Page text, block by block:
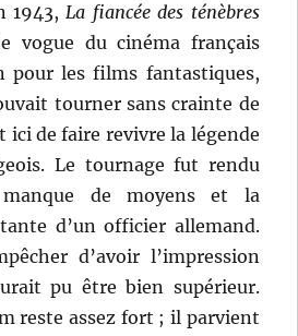
1943,La fiancée des ténèbres
vogue du cinéma français
pour les films fantastiques,
tourner sans crainte de
ici de faire revivre la légende
Le tournage fut rendu
de moyens et la
d’un officier allemand.
d’avoir l’impression
pu être bien supérieur.
reste assez fort ; il parvient